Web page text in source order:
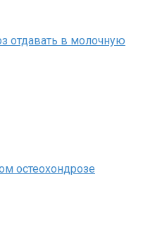
отдавать в молочную
остеохондрозе